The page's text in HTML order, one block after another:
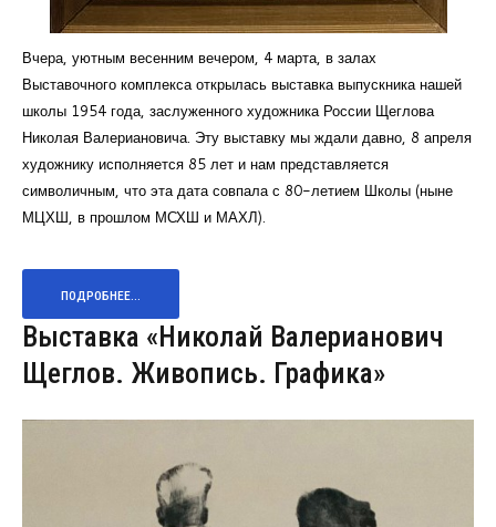
Вчера, уютным весенним вечером, 4 марта, в залах
Выставочного комплекса открылась выставка выпускника нашей
школы 1954 года, заслуженного художника России Щеглова
Николая Валериановича. Эту выставку мы ждали давно, 8 апреля
художнику исполняется 85 лет и нам представляется
символичным, что эта дата совпала с 80-летием Школы (ныне
МЦХШ, в прошлом МСХШ и МАХЛ).
ПОДРОБНЕЕ...
Выставка «Николай Валерианович
Щеглов. Живопись. Графика»